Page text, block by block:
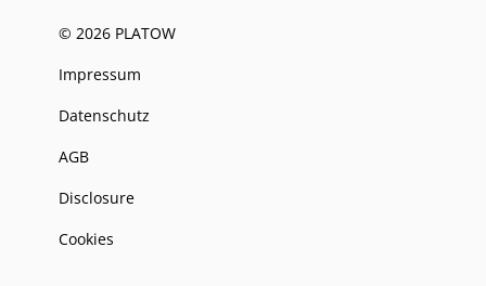
© 2026 PLATOW
Impressum
Datenschutz
AGB
Disclosure
Cookies